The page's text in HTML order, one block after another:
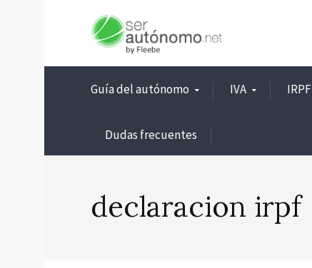
Guía del autónomo IVA IRPF
Dudas frecuentes
declaracion irpf